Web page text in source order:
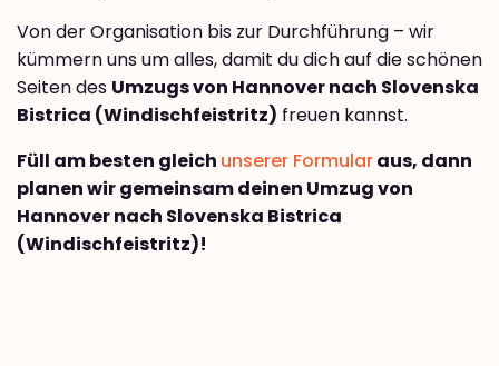
Von der Organisation bis zur Durchführung – wir
kümmern uns um alles, damit du dich auf die schönen
Seiten des Umzugs von Hannover nach Slovenska
Bistrica (Windischfeistritz) freuen kannst.
Füll am besten gleich unserer Formularaus, dann
planen wir gemeinsam deinen Umzug von
Hannover nach Slovenska Bistrica
(Windischfeistritz)!